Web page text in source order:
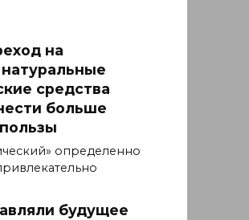
на
средства
больше
определенно
будущее